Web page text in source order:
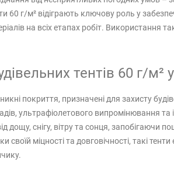
60 г/м² відіграють ключову роль у
на всіх етапах робіт. Використання
тентів 60 г/м²
покриття, призначені для захисту
ультрафіолетового випромінювання та
дощу, снігу, вітру та сонця, запобігаючи
своїй міцності та довговічності, такі